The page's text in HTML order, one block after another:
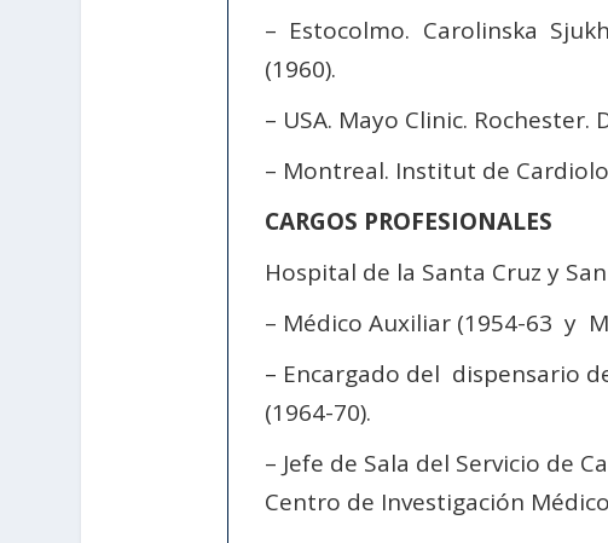
– Estocolmo. Carolinska
(1960).
– USA. Mayo Clinic.
– Montreal. Institut de
CARGOS PROFESIONALES
Hospital de la Santa Cruz y
– Médico Auxiliar (1954-63 y
– Encargado del dispensario
(1964-70).
– Jefe de Sala del Servicio de
Centro de Investigación